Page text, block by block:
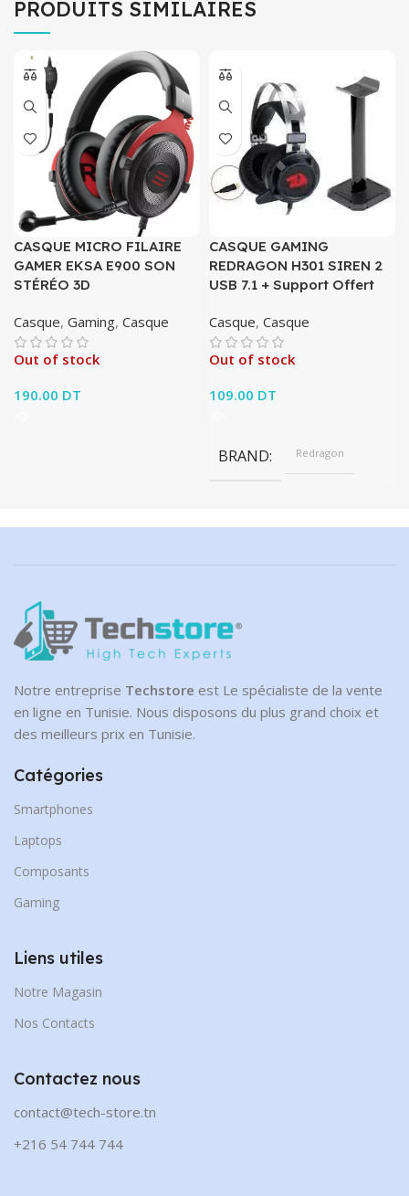
PRODUITS SIMILAIRES
CASQUE MICRO FILAIRE
GAMER EKSA E900 SON
STÉRÉO 3D
Casque, Gaming, Casque
Out of stock
190.00 DT
CASQUE GAMING
REDRAGON H301 SIREN 2
USB 7.1 + Support Offert
Casque, Casque
Out of stock
109.00 DT
BRAND Redragon
Notre entreprise Techstore est Le spécialiste de la vente
en ligne en Tunisie. Nous disposons du plus grand choix et
des meilleurs prix en Tunisie.
Catégories
Smartphones
Laptops
Composants
Gaming
Liens utiles
Notre Magasin
Nos Contacts
Contactez nous
contact@tech-store.tn
+216 54 744 744